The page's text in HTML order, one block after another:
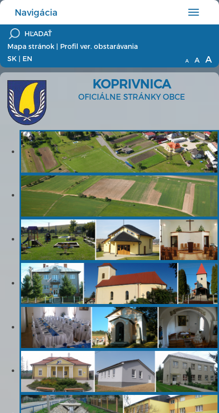
Hlavné
menu
Navigácia
Mapa stránok | Profil ver. obstarávania
SK | EN A A A
KOPRIVNICA
OFICIÁLNE STRÁNKY OBCE